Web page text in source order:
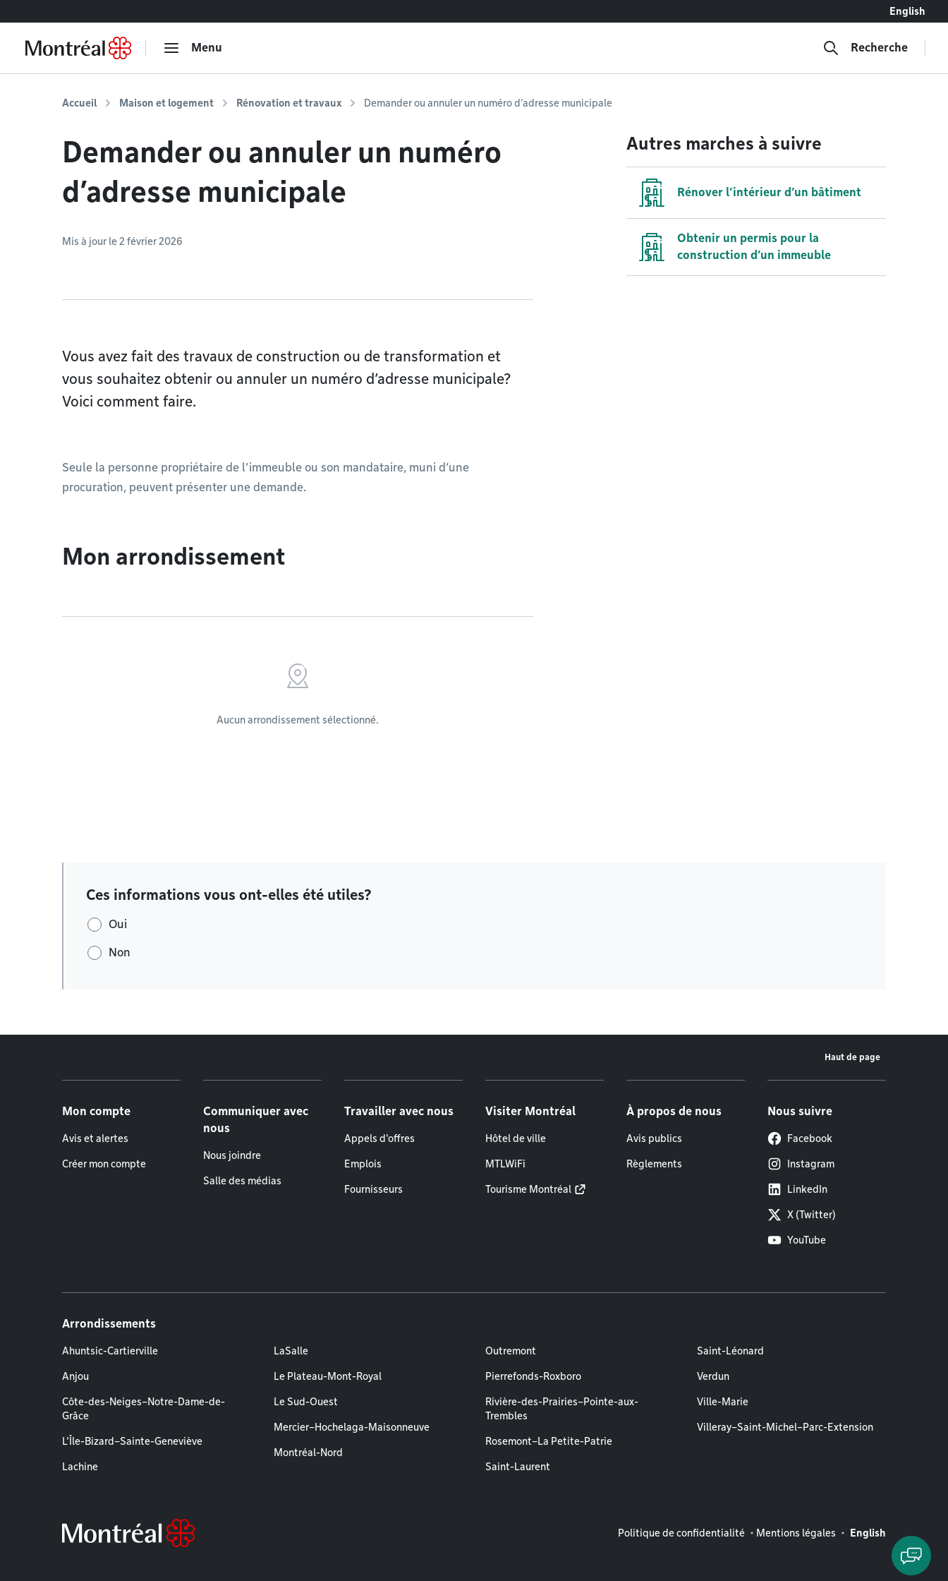
English
Menu Recherche
Accueil Maison et logement Rénovation et travaux Demander ou annuler un numéro d’adresse municipale
Demander ou annuler un numéro
d’adresse municipale
Mis à jour le 2 février 2026
Vous avez fait des travaux de construction ou de transformation et
vous souhaitez obtenir ou annuler un numéro d’adresse municipale?
Voici comment faire.
Seule la personne propriétaire de l’immeuble ou son mandataire, muni d’une
procuration, peuvent présenter une demande.
Mon arrondissement
Aucun arrondissement sélectionné.
Autres marches à suivre
Rénover l’intérieur d’un bâtiment
Obtenir un permis pour la
construction d’un immeuble
Ces informations vous ont-elles été utiles?
Oui
Non
Haut de page
Mon compte
Avis et alertes
Créer mon compte
Communiquer avec
nous
Nous joindre
Salle des médias
Travailler avec nous
Appels d'offres
Emplois
Fournisseurs
Visiter Montréal
Hôtel de ville
MTLWiFi
Tourisme Montréal
À propos de nous
Avis publics
Règlements
Nous suivre
Facebook
Instagram
LinkedIn
X (Twitter)
YouTube
Arrondissements
Ahuntsic-Cartierville
Anjou
Côte-des-Neiges–Notre-Dame-de-
Grâce
L'Île-Bizard–Sainte-Geneviève
Lachine
LaSalle
Le Plateau-Mont-Royal
Le Sud-Ouest
Mercier–Hochelaga-Maisonneuve
Montréal-Nord
Outremont
Pierrefonds-Roxboro
Rivière-des-Prairies–Pointe-aux-
Trembles
Rosemont–La Petite-Patrie
Saint-Laurent
Saint-Léonard
Verdun
Ville-Marie
Villeray–Saint-Michel–Parc-Extension
Mentions légales
Politique de confidentialité Mentions légales English